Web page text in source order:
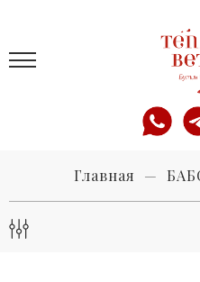
Главная